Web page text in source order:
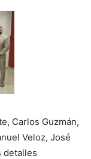
Carlos Guzmán,
Veloz, José
detalles